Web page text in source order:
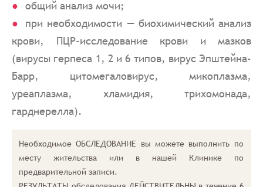
общий анализ мочи;
при необходимости — биохимический анализ
крови, ПЦР-исследование крови и мазков
(вирусы герпеса 1, 2 и 6 типов, вирус Эпштейна-
Барр, цитомегаловирус, микоплазма,
уреаплазма, хламидия, трихомонада,
гарднерелла).
Необходимое ОБСЛЕДОВАНИЕ вы можете выполнить по
месту жительства или в нашей Клинике по
предварительной записи.